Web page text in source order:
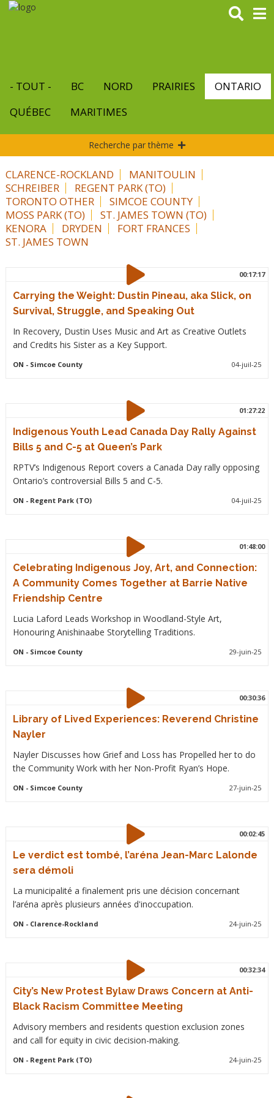
Aller
- TOUT - BC NORD PRAIRIES
ONTARIO
QUÉBEC
MARITIMES
Recherche par thème
CLARENCE-ROCKLAND
MANITOULIN
SCHREIBER
REGENT PARK (TO)
TORONTO OTHER
SIMCOE COUNTY
MOSS PARK (TO)
ST. JAMES TOWN (TO)
KENORA
DRYDEN
FORT FRANCES
ST. JAMES TOWN
00:17:17
Carrying the Weight: Dustin Pineau, aka Slick, on
Survival, Struggle, and Speaking Out
In Recovery, Dustin Uses Music and Art as Creative Outlets
and Credits his Sister as a Key Support.
ON - Simcoe County 04-juil-25
01:27:22
Indigenous Youth Lead Canada Day Rally Against
Bills 5 and C-5 at Queen’s Park
RPTV’s Indigenous Report covers a Canada Day rally opposing
Ontario’s controversial Bills 5 and C-5.
ON - Regent Park (TO) 04-juil-25
01:48:00
Celebrating Indigenous Joy, Art, and Connection:
A Community Comes Together at Barrie Native
Friendship Centre
Lucia Laford Leads Workshop in Woodland-Style Art,
Honouring Anishinaabe Storytelling Traditions.
ON - Simcoe County 29-juin-25
00:30:36
Library of Lived Experiences: Reverend Christine
Nayler
Nayler Discusses how Grief and Loss has Propelled her to do
the Community Work with her Non-Profit Ryan’s Hope.
ON - Simcoe County 27-juin-25
00:02:45
Le verdict est tombé, l’aréna Jean-Marc Lalonde
sera démoli
La municipalité a finalement pris une décision concernant
l’aréna après plusieurs années d'inoccupation.
ON - Clarence-Rockland 24-juin-25
00:32:34
City’s New Protest Bylaw Draws Concern at Anti-
Black Racism Committee Meeting
Advisory members and residents question exclusion zones
and call for equity in civic decision-making.
ON - Regent Park (TO) 24-juin-25